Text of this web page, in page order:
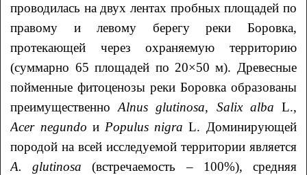
проводилась на двух лентах пробных площадей по
правому и левому берегу реки Боровка,
протекающей через охраняемую территорию
(суммарно 65 площадей по 20×50 м). Древесные
пойменные фитоценозы реки Боровка образованы
преимущественноAlnus glutinosa, Salix alba L.,
Acer negundo и Populus nigra L. Доминирующей
породой на всей исследуемой территории является
A. glutinosa (встречаемость – 100%), средняя